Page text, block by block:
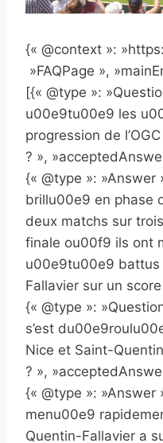
{« @context »:
»FAQPage »,
[{« @type »:
u00e9tu00e9 les
progression de
? »,
{« @type »: »Answer
brillu00e9 en phase
deux matchs sur
finale ou00f9 ils ont
u00e9tu00e9
Fallavier sur un
{« @type »:
s’est
Nice et Saint-
? »,
{« @type »: »Answer
menu00e9
Quentin-Fallavier a